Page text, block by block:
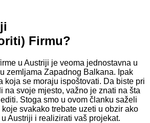
Firmu?
u Austriji je veoma jednostavna u
zemljama Zapadnog Balkana. Ipak
koja se moraju ispoštovati. Da biste pri
na svoje mjesto, važno je znati na šta
Stoga smo u ovom članku saželi
svakako trebate uzeti u obzir ako
Austriji i realizirati vaš projekat.